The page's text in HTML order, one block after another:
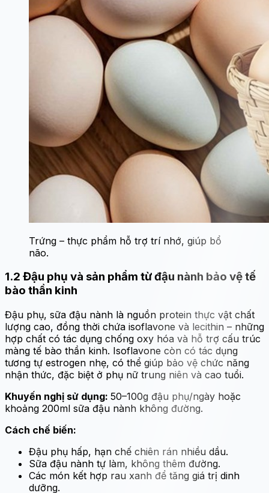
Trứng – thực phẩm hỗ trợ trí nhớ, giúp bổ
não.
1.2 Đậu phụ và sản phẩm từ đậu nành bảo vệ tế
bào thần kinh
Đậu phụ, sữa đậu nành là nguồn protein thực vật chất
lượng cao, đồng thời chứa isoflavone và lecithin – những
hợp chất có tác dụng chống oxy hóa và hỗ trợ cấu trúc
màng tế bào thần kinh. Isoflavone còn có tác dụng
tương tự estrogen nhẹ, có thể giúp bảo vệ chức năng
nhận thức, đặc biệt ở phụ nữ trung niên và cao tuổi.
Khuyến nghị sử dụng: 50–100g đậu phụ/ngày hoặc
khoảng 200ml sữa đậu nành không đường.
Cách chế biến:
Đậu phụ hấp, hạn chế chiên rán nhiều dầu.
Sữa đậu nành tự làm, không thêm đường.
Các món kết hợp rau xanh để tăng giá trị dinh
dưỡng.